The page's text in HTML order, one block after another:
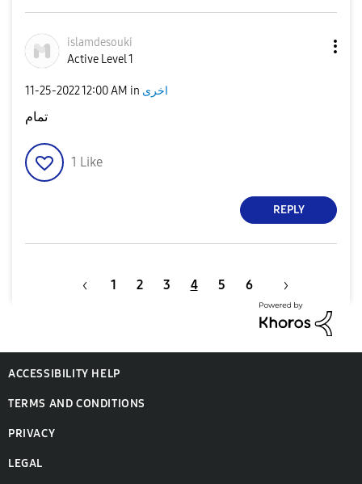
islamdesouki
Active Level 1
‎11-25-202212:00 AM in اخرى
تمام
1 Like
REPLY
1 2 3 4 5 6
ACCESSIBILITY HELP
TERMS AND CONDITIONS
PRIVACY
LEGAL